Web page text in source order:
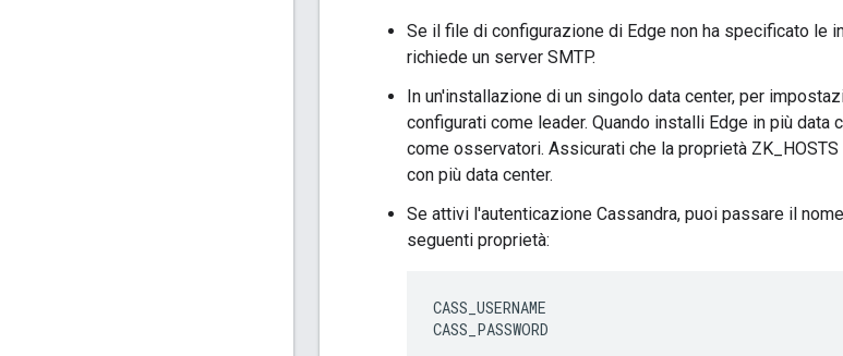
Se il file di configurazione di Edge non ha specificato le
richiede un server SMTP.
In un'installazione di un singolo data center, per
configurati come leader. Quando installi Edge in più data
come osservatori. Assicurati che la proprietà
con più data center.
Se attivi l'autenticazione Cassandra, puoi passare il
seguenti proprietà:
CASS_USERNAME
CASS_PASSWORD